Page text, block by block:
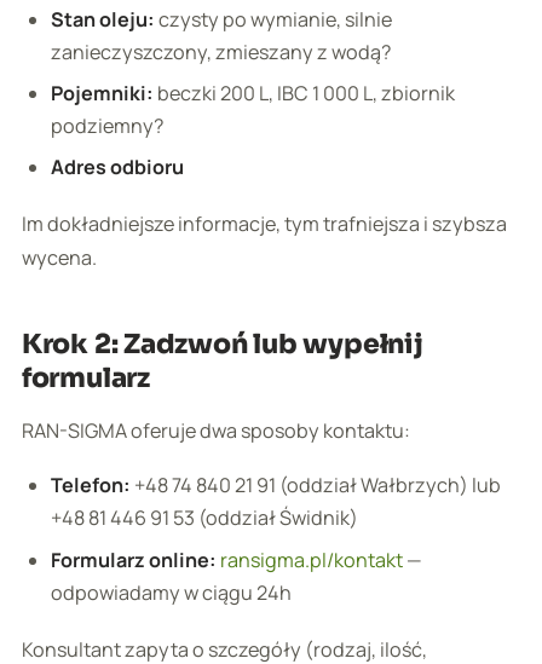
Stan oleju: czysty po wymianie, silnie
zanieczyszczony, zmieszany z wodą?
Pojemniki: beczki 200 L, IBC 1 000 L, zbiornik
podziemny?
Adres odbioru
Im dokładniejsze informacje, tym trafniejsza i szybsza
wycena.
Krok 2: Zadzwoń lub wypełnij
formularz
RAN-SIGMA oferuje dwa sposoby kontaktu:
Telefon: +48 74 840 21 91 (oddział Wałbrzych) lub
+48 81 446 91 53 (oddział Świdnik)
Formularz online: ransigma.pl/kontakt—
odpowiadamy w ciągu 24h
Konsultant zapyta o szczegóły (rodzaj, ilość,